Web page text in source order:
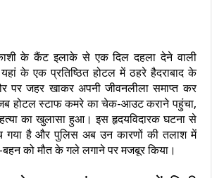
के कैंट इलाके से एक दिल दहला देने वाली
के एक प्रतिष्ठित होटल में ठहरे हैदराबाद के
पर जहर खाकर अपनी जीवनलीला समाप्त कर
होटल स्टाफ कमरे का चेक-आउट कराने पहुंचा,
का खुलासा हुआ। इस हृदयविदारक घटना से
गया है और पुलिस अब उन कारणों की तलाश में
को मौत के गले लगाने पर मजबूर किया।